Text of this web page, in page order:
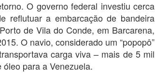
O governo federal investiu cerca
reflutuar a embarcação de bandeira
de Vila do Conde, em Barcarena,
O navio, considerado um “popopô”
carga viva – mais de 5 mil
para a Venezuela.